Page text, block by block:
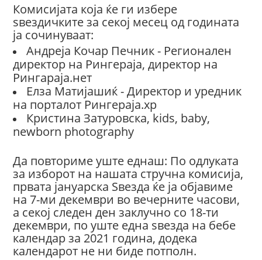
Комисијата која ќе ги избере
ѕвездичките за секој месец од годината
ја сочинуваат:
Андреја Кочар Печник - Регионален
директор на Рингераја, директор на
Рингараја.нет
Елза Матијашиќ - Директор и уредник
на порталот Рингераја.хр
Кристина Затуровска, kids, baby,
newborn photography
Да повториме уште еднаш: По одлуката
за изборот на нашата стручна комисија,
првата јануарска Ѕвезда ќе ја објавиме
на 7-ми декември во вечерните часови,
а секој следен ден заклучно со 18-ти
декември, по уште една ѕвезда на бебе
календар за 2021 година, додека
календарот не ни биде потполн.